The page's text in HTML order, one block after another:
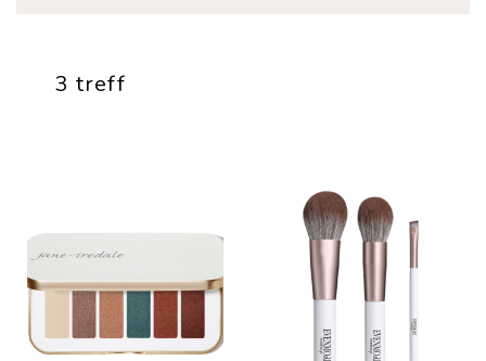
3 treff